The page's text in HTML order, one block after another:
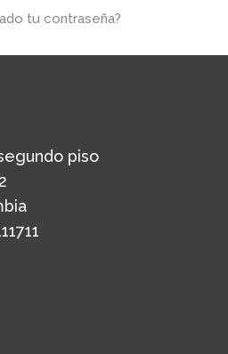
tu contraseña?
piso